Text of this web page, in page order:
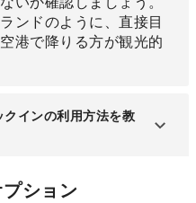
ンドのように、直接目
港で降りる方が観光的
インの利用方法を教
パソコンやスマートフ
ション